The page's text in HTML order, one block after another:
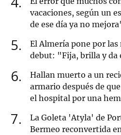
vacaciones, según un
de ese día ya no
5
El Almería pone por las
debut: "Fija, brilla y da
6
Hallan muerto a un
armario después de
el hospital por una
7
La Goleta 'Atyla' de
Bermeo reconvertida